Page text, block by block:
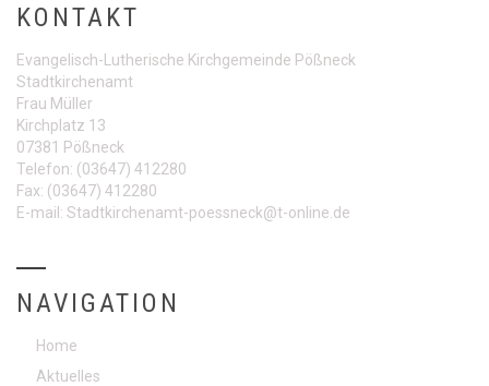
KONTAKT
Evangelisch-Lutherische Kirchgemeinde Pößneck
Stadtkirchenamt
Frau Müller
Kirchplatz 13
07381 Pößneck
Telefon: (03647) 412280
Fax: (03647) 412280
E-mail: Stadtkirchenamt-poessneck@t-online.de
NAVIGATION
Home
Aktuelles